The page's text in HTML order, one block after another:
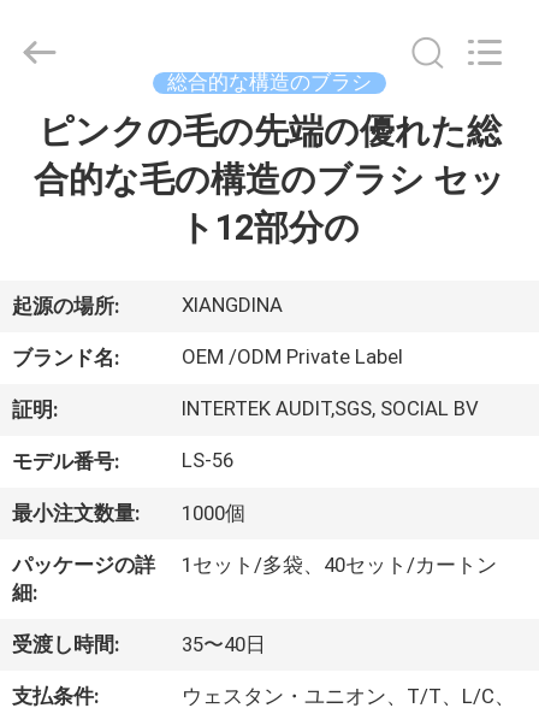
ダ
ク
ト
私
に
つ
い
2017
Chanmy
Cosmetics
総合的な構造のブラシ
ピンクの毛の先端の優れた総
合的な毛の構造のブラシ セッ
ト12部分の
起源の場所: XIANGDINA
ブランド名: OEM /ODM Private Label
証明: INTERTEK AUDIT,SGS, SOCIAL BV
モデル番号: LS-56
最小注文数量: 1000個
パッケージの詳
細:
1セット/多袋、40セット/カートン
受渡し時間: 35〜40日
支払条件:
ウェスタン・ユニオン、T/T、L/C、